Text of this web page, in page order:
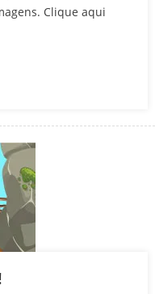
Clique aqui